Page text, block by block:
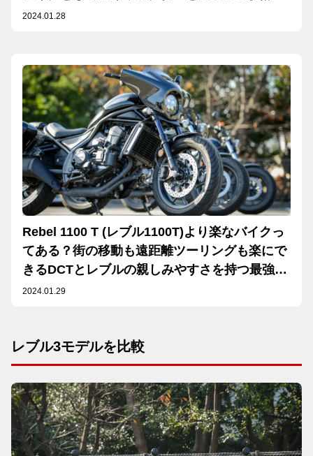
2024.01.28
Rebel 1100 T (レブル1100T)より楽なバイクっ
てある？街の移動も遠距離ツーリングも楽にで
きるDCTとレブルの親しみやすさを持つ最強ク
ルーザー
2024.01.29
レブル3モデルを比較